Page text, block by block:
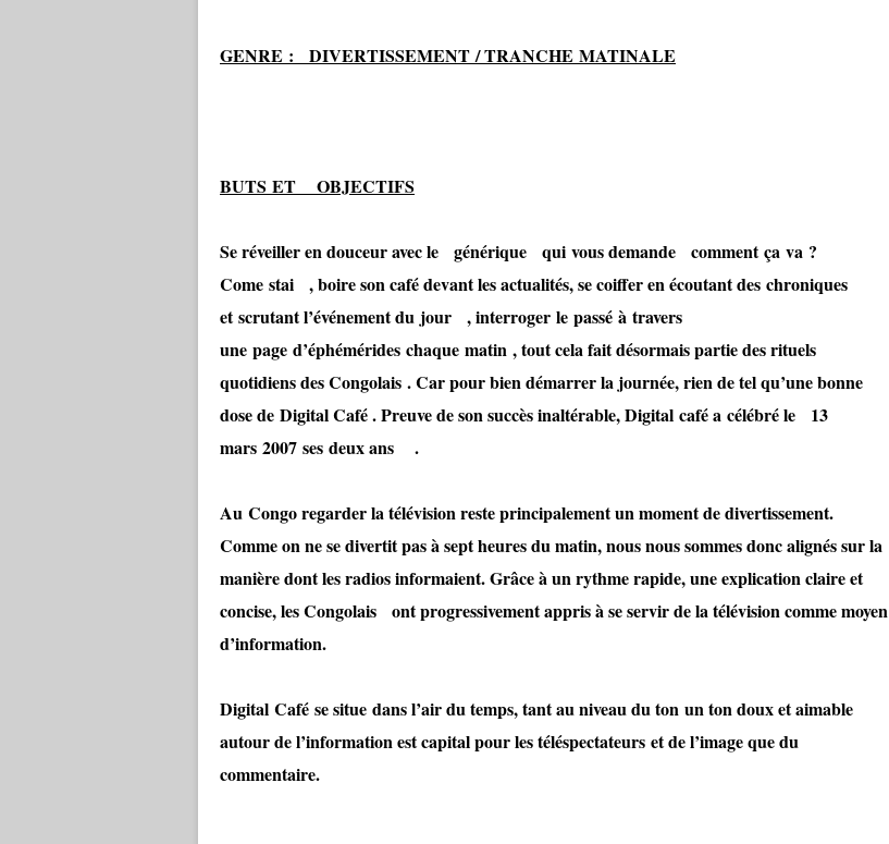
GENRE : DIVERTISSEMENT / TRANCHE MATINALE
BUTS ET OBJECTIFS
Se réveiller en douceur avec le générique qui vous demande comment ça va ?
Come stai , boire son café devant les actualités, se coiffer en écoutant des chroniques
et scrutant l’événement du jour , interroger le passé à travers
une page d’éphémérides chaque matin , tout cela fait désormais partie des rituels
quotidiens des Congolais . Car pour bien démarrer la journée, rien de tel qu’une bonne
dose de Digital Café . Preuve de son succès inaltérable, Digital café a célébré le 13
mars 2007 ses deux ans .
Au Congo regarder la télévision reste principalement un moment de divertissement.
Comme on ne se divertit pas à sept heures du matin, nous nous sommes donc alignés sur la
manière dont les radios informaient. Grâce à un rythme rapide, une explication claire et
concise, les Congolais ont progressivement appris à se servir de la télévision comme moyen
d’information.
Digital Café se situe dans l’air du temps, tant au niveau du ton un ton doux et aimable
autour de l’information est capital pour les téléspectateurs et de l’image que du
commentaire.